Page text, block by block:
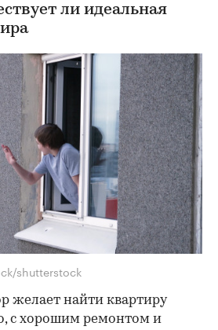
ли идеальная
shutterstock
желает найти квартиру
с хорошим ремонтом и